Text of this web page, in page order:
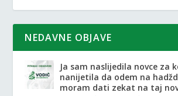
NEDAVNE OBJAVE
Ja sam naslijedila novce za
nanijetila da odem na
moram dati zekat na taj